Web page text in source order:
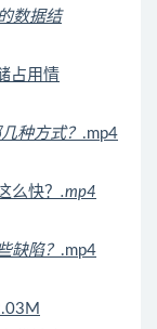
数据结
占用情
种方式？ .mp4
么快？ .mp4
缺陷？ .mp4